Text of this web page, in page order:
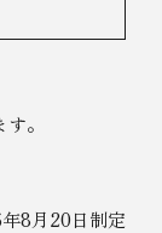
。
8月20日制定